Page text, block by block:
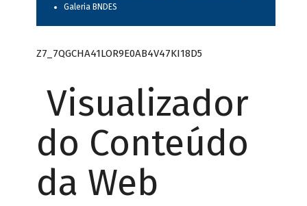
Galeria BNDES
Z7_7QGCHA41LOR9E0AB4V47KI18D5
Visualizador
do Conteúdo
da Web